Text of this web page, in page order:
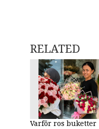
RELATED
Varför ros buketter